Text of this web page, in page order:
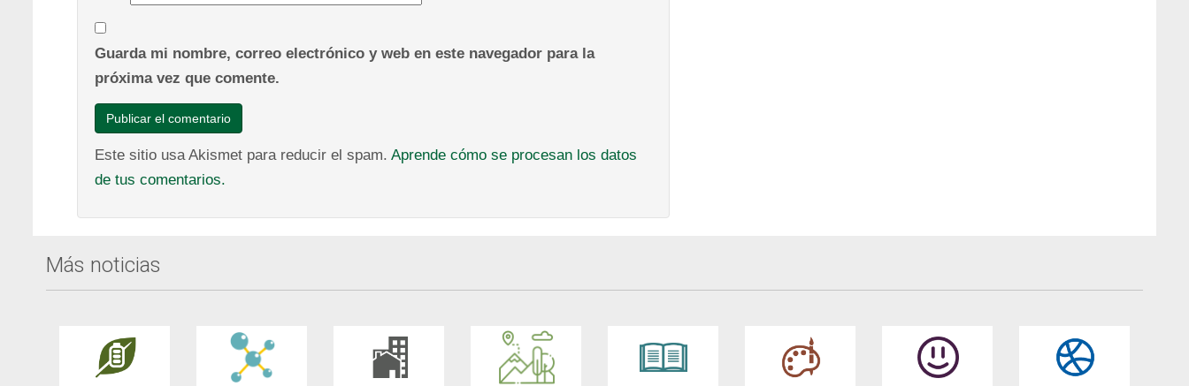
Guarda mi nombre, correo electrónico y web en este navegador para la
próxima vez que comente.
Este sitio usa Akismet para reducir el spam. Aprende cómo se procesan los datos
de tus comentarios.
Más noticias